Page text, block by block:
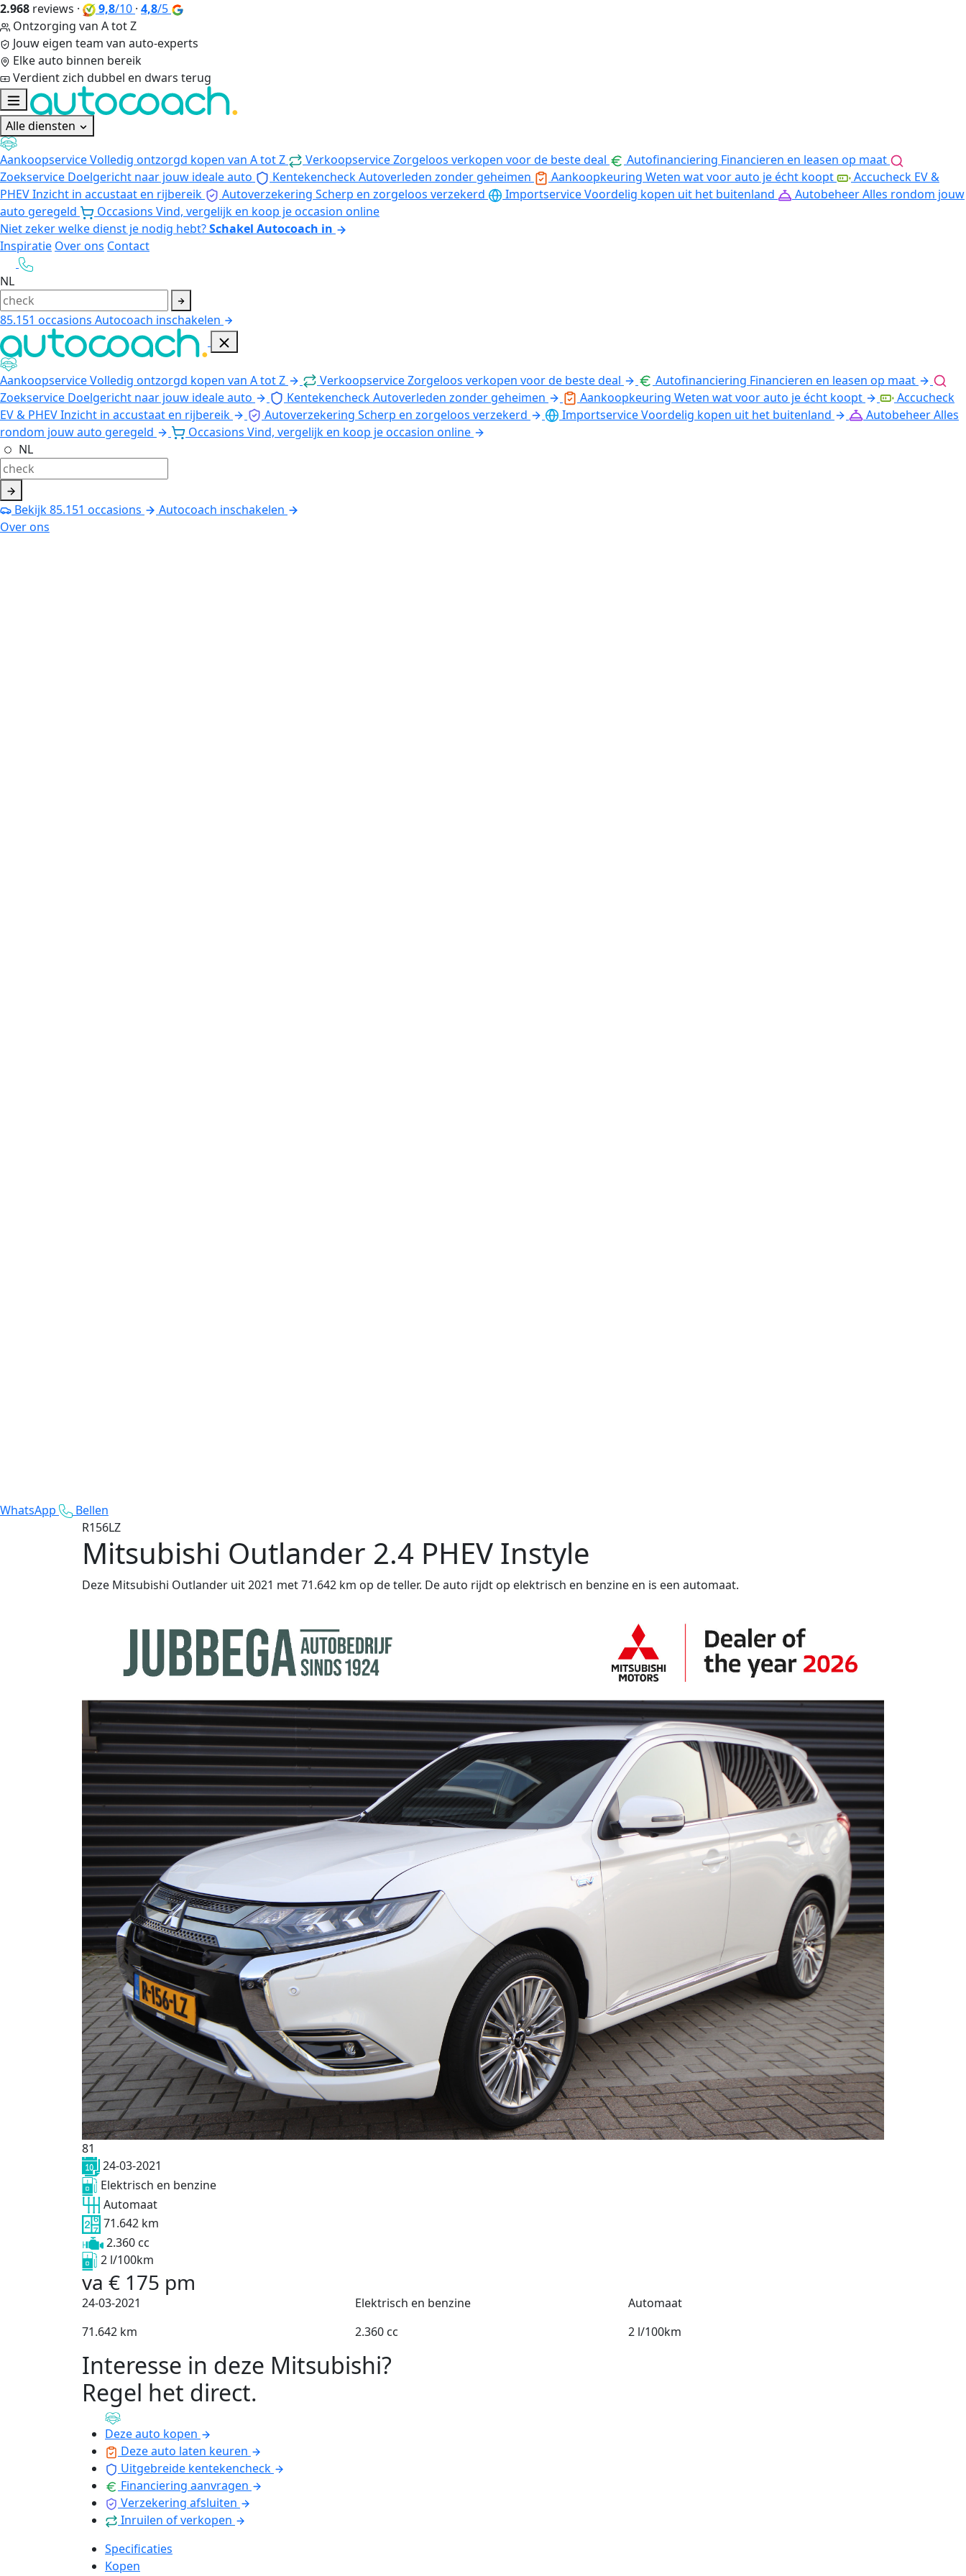
2.968 reviews · 9,8/10 · 4,8/5
Ontzorging van A tot Z
Jouw eigen team van auto-experts
Elke auto binnen bereik
Verdient zich dubbel en dwars terug
Alle diensten
AankoopserviceVolledig ontzorgd kopen van A tot Z VerkoopserviceZorgeloos verkopen voor de beste deal Autofinanciering Financieren en leasen op maat
Zoekservice Doelgericht naar jouw ideale auto KentekencheckAutoverleden zonder geheimen Aankoopkeuring Weten wat voor auto je écht koopt
Accucheck EV &
PHEVInzicht in accustaat en rijbereik Autoverzekering Scherp en zorgeloos verzekerd ImportserviceVoordelig kopen uit het buitenland AutobeheerAlles rondom jouw
auto geregeld
Occasions Vind, vergelijk en koop je occasion online
Niet zeker welke dienst je nodig hebt?Schakel Autocoach in
Inspiratie Over ons Contact
NL
85.151 occasions Autocoach inschakelen
AankoopserviceVolledig ontzorgd kopen van A tot Z VerkoopserviceZorgeloos verkopen voor de beste deal Autofinanciering Financieren en leasen op maat
Zoekservice Doelgericht naar jouw ideale auto KentekencheckAutoverleden zonder geheimen Aankoopkeuring Weten wat voor auto je écht koopt
Accucheck
EV & PHEVInzicht in accustaat en rijbereik Autoverzekering Scherp en zorgeloos verzekerd ImportserviceVoordelig kopen uit het buitenland AutobeheerAlles
rondom jouw auto geregeld
Occasions Vind, vergelijk en koop je occasion online
NL
Bekijk85.151 occasions
Autocoach inschakelen
Over ons
WhatsApp
Bellen
R156LZ
Mitsubishi Outlander 2.4 PHEV Instyle
Deze Mitsubishi Outlander uit 2021 met 71.642 km op de teller. De auto rijdt op elektrisch en benzine en is een automaat.
81
24-03-2021
Elektrisch en benzine
Automaat
71.642 km
2.360 cc
2 l/100km
va € 175 pm
24-03-2021 Elektrisch en benzine
Automaat
71.642 km
2.360 cc 2 l/100km
Interesse in deze Mitsubishi?
Regel het direct.
Deze auto kopen
Deze auto laten keuren
Uitgebreide kentekencheck
Financiering aanvragen
Verzekering afsluiten
Inruilen of verkopen
Specificaties
Kopen